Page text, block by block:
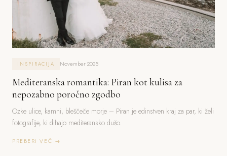
INSPIRACIJA November 2025
Mediteranska romantika: Piran kot kulisa za
nepozabno poročno zgodbo
Ozke ulice, kamni, bleščeče morje – Piran je edinstven kraj za par, ki želi
fotografije, ki dihajo mediteransko dušo.
PREBERI VEČ →